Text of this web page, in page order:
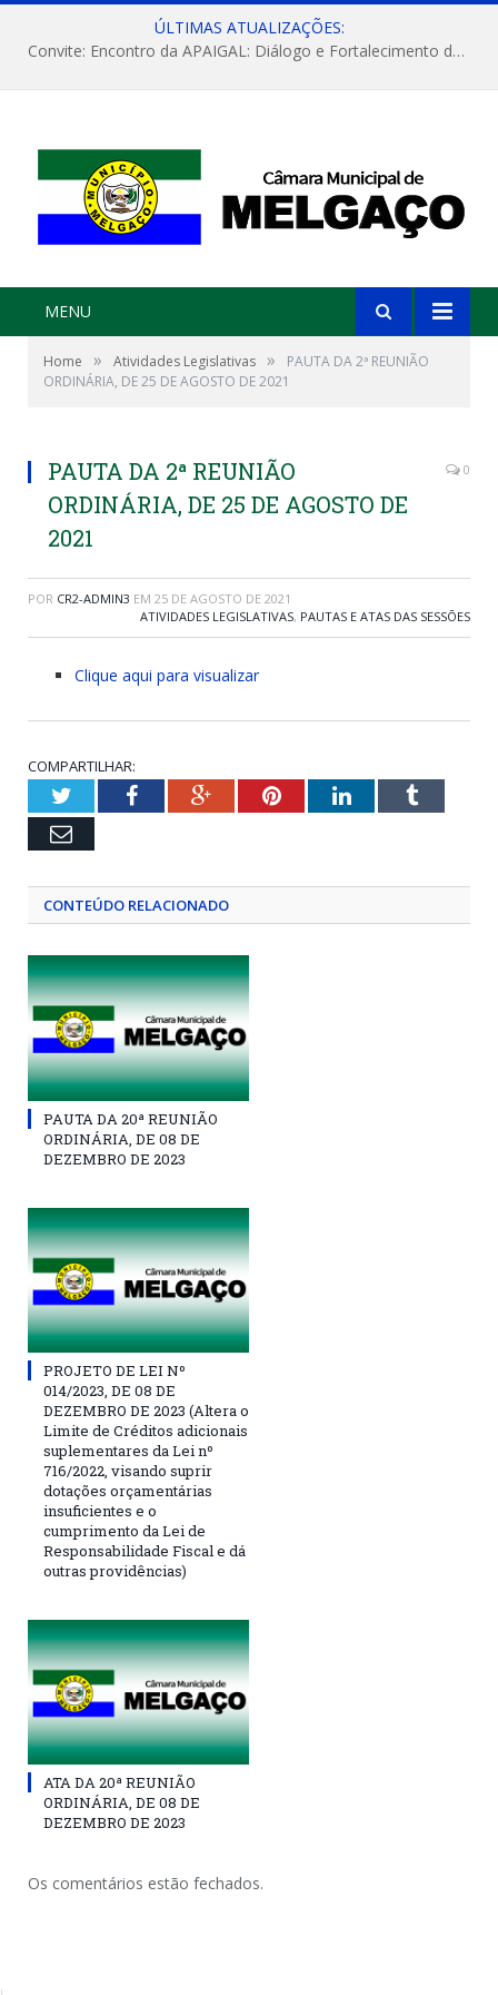
ÚLTIMAS ATUALIZAÇÕES:
Convite: Encontro da APAIGAL: Diálogo e Fortalecimento da Agricultura Familiar
MENU
Home » Atividades Legislativas »
PAUTA DA 2ª REUNIÃO
ORDINÁRIA, DE 25 DE AGOSTO DE 2021
PAUTA DA 2ª REUNIÃO
ORDINÁRIA, DE 25 DE AGOSTO DE
2021
0
POR CR2-ADMIN3 EM 25 DE AGOSTO DE 2021
ATIVIDADES LEGISLATIVAS, PAUTAS E ATAS DAS SESSÕES
Clique aqui para visualizar
COMPARTILHAR:
TwitterFacebookGoogle+PinterestLinkedInTumblr
Email
CONTEÚDO RELACIONADO
PAUTA DA 20ª REUNIÃO
ORDINÁRIA, DE 08 DE
DEZEMBRO DE 2023
PROJETO DE LEI Nº
014/2023, DE 08 DE
DEZEMBRO DE 2023 (Altera o
Limite de Créditos adicionais
suplementares da Lei nº
716/2022, visando suprir
dotações orçamentárias
insuficientes e o
cumprimento da Lei de
Responsabilidade Fiscal e dá
outras providências)
ATA DA 20ª REUNIÃO
ORDINÁRIA, DE 08 DE
DEZEMBRO DE 2023
Os comentários estão fechados.